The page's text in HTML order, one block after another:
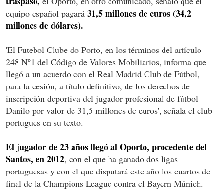
equipo español pagará 31,5 millones de euros (34,2
millones de dólares).
'El Futebol Clube do Porto, en los términos del artículo
248 Nº1 del Código de Valores Mobiliarios, informa que
llegó a un acuerdo con el Real Madrid Club de Fútbol,
para la cesión, a título definitivo, de los derechos de
inscripción deportiva del jugador profesional de fútbol
Danilo por valor de 31,5 millones de euros', señala el club
portugués en su texto.
El jugador de 23 años llegó al Oporto, procedente del
Santos, en 2012, con el que ha ganado dos ligas
portuguesas y con el que disputará este año los cuartos de
final de la Champions League contra el Bayern Múnich.